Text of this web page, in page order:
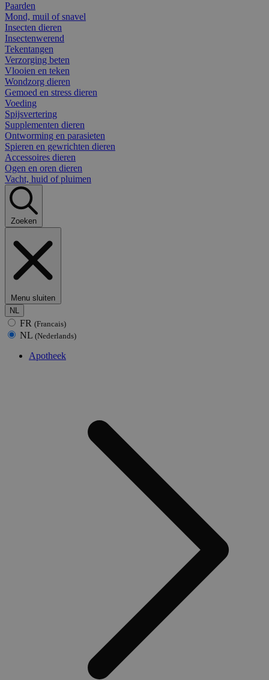
Paarden
Mond, muil of snavel
Insecten dieren
Insectenwerend
Tekentangen
Verzorging beten
Vlooien en teken
Wondzorg dieren
Gemoed en stress dieren
Voeding
Spijsvertering
Supplementen dieren
Ontworming en parasieten
Spieren en gewrichten dieren
Accessoires dieren
Ogen en oren dieren
Vacht, huid of pluimen
Zoeken
Menu sluiten
NL
FR (Francais)
NL (Nederlands)
Apotheek